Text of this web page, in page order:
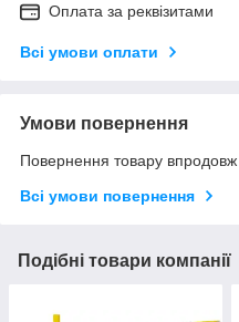
Оплата за реквізитами
Всі умови оплати
Умови повернення
Повернення товару впродовж
Всі умови повернення
Подібні товари компанії